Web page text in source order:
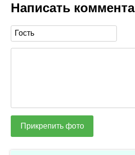
Написать
Прикрепить фото